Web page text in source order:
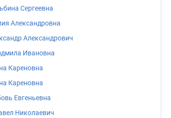
Сергеевна
Александровна
Александрович
Ивановна
Кареновна
Кареновна
Евгеньевна
Николаевич